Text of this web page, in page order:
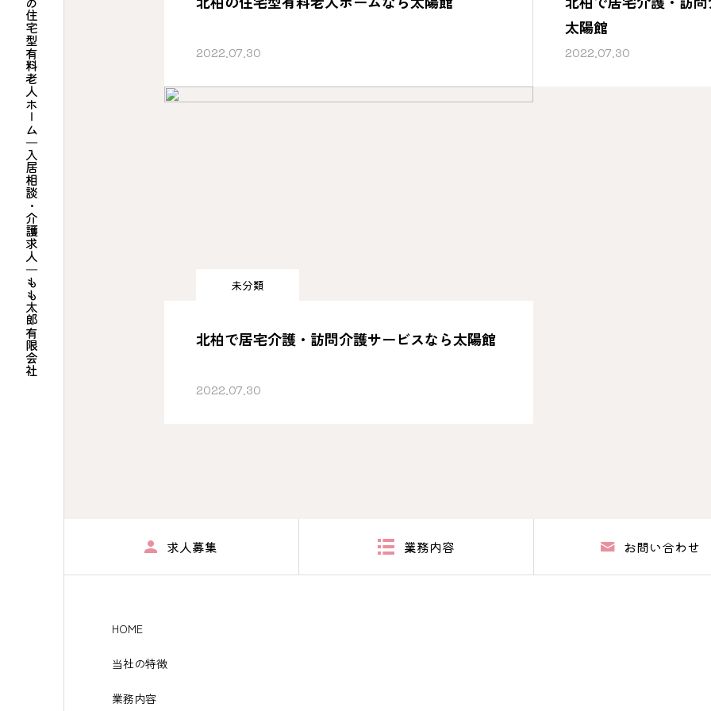
柏市・北柏駅の住宅型有料老人ホーム｜入居相談・介護求人｜もも太郎有限会社 2022.07.30
太陽館
2022.07.30
未分類
北柏で居宅介護・訪問介護サービスなら太陽館
2022.07.30
求人募集 業務内容 お問い合わせ
HOME
当社の特徴
業務内容